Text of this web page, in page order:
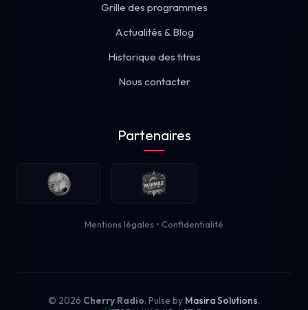
Grille des programmes
Actualités & Blog
Historique des titres
Nous contacter
Partenaires
Mentions légales • Confidentialité
© 2026 Cherry Radio. Pulse by Masira Solutions.